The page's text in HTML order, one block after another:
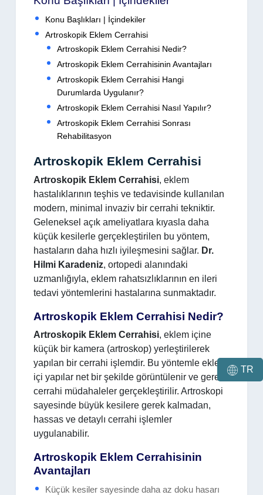
Konu Başlıkları | İçindekiler
Artroskopik Eklem Cerrahisi
Artroskopik Eklem Cerrahisi Nedir?
Artroskopik Eklem Cerrahisinin Avantajları
Artroskopik Eklem Cerrahisi Hangi
Durumlarda Uygulanır?
Artroskopik Eklem Cerrahisi Nasıl Yapılır?
Artroskopik Eklem Cerrahisi Sonrası
Rehabilitasyon
Artroskopik Eklem Cerrahisi
Artroskopik Eklem Cerrahisi, eklem
hastalıklarının teşhis ve tedavisinde kullanılan
modern, minimal invaziv bir cerrahi tekniktir.
Geleneksel açık ameliyatlara kıyasla daha
küçük kesilerle gerçekleştirilen bu yöntem,
hastaların daha hızlı iyileşmesini sağlar. Dr.
Hilmi Karadeniz, ortopedi alanındaki
uzmanlığıyla, eklem rahatsızlıklarının en ileri
tedavi yöntemlerini hastalarına sunmaktadır.
Artroskopik Eklem Cerrahisi Nedir?
Artroskopik Eklem Cerrahisi, eklem içine
küçük bir kamera (artroskop) yerleştirilerek
yapılan bir cerrahi işlemdir. Bu yöntemle eklem
içi yapılar net bir şekilde görüntülenir ve gerekli
cerrahi müdahaleler gerçekleştirilir. Artroskopi
sayesinde büyük kesilere gerek kalmadan,
hassas ve detaylı cerrahi işlemler
uygulanabilir.
Artroskopik Eklem Cerrahisinin
Avantajları
Küçük kesiler sayesinde daha az doku hasarı
TR